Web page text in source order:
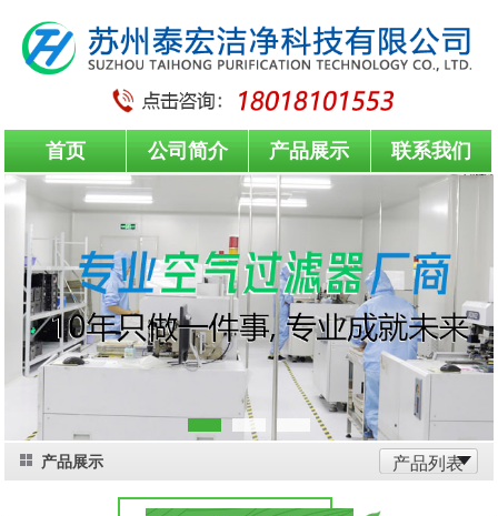
首页 公司简介 产品展示 联系我们
产品展示 产品列表